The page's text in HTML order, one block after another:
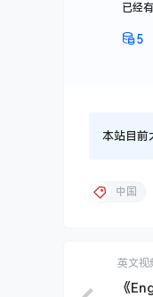
已经有
5
本站目前
中国
英文视
《